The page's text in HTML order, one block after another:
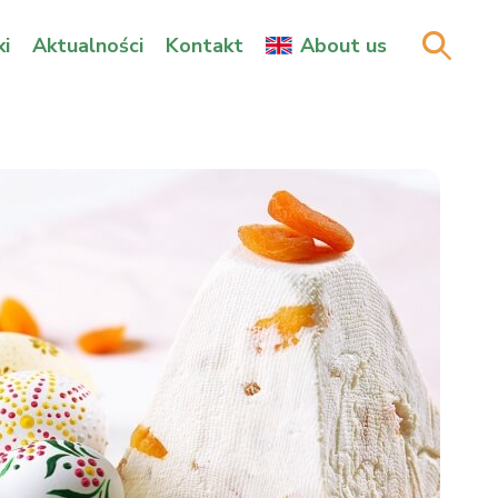
Aktualności Kontakt About us